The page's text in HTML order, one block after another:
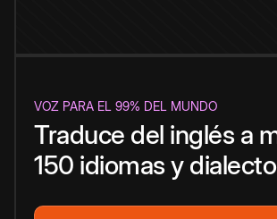
VOZ PARA EL 99% DEL MUNDO
Traduce del inglés a
150 idiomas y